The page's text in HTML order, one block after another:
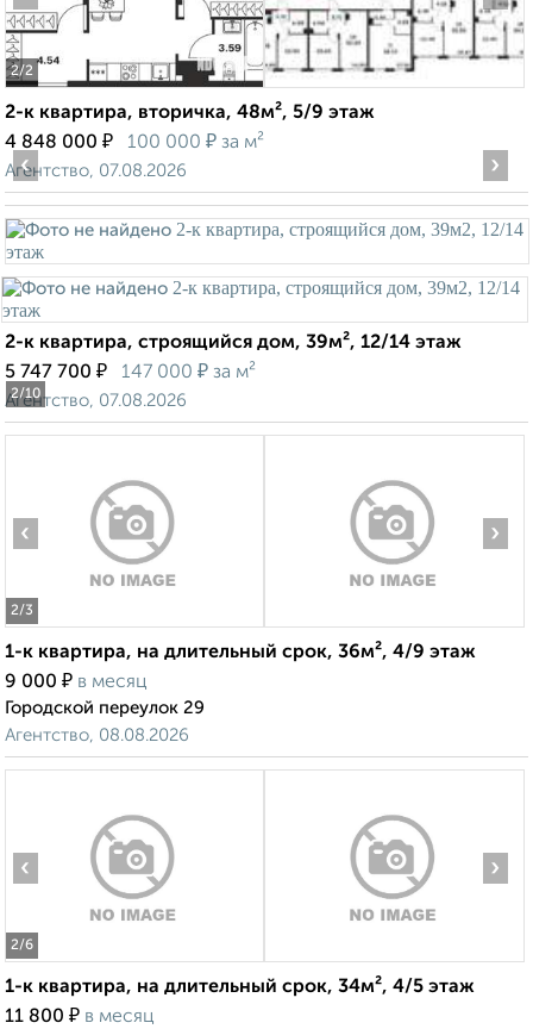
2/2
2-к квартира, вторичка, 48м², 5/9 этаж
4 848 000 ₽ 100 000 ₽ за м²
Агентство, 07.08.2026
2/10
‹ ›
2-к квартира, строящийся дом, 39м², 12/14 этаж
5 747 700 ₽ 147 000 ₽ за м²
Агентство, 07.08.2026
2/3
‹ ›
1-к квартира, на длительный срок, 36м², 4/9 этаж
9 000 ₽ в месяц
Городской переулок 29
Агентство, 08.08.2026
2/6
‹ ›
1-к квартира, на длительный срок, 34м², 4/5 этаж
11 800 ₽ в месяц